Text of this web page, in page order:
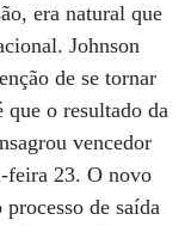
era natural que
Johnson
de se tornar
o resultado da
vencedor
feira 23. O novo
de saída